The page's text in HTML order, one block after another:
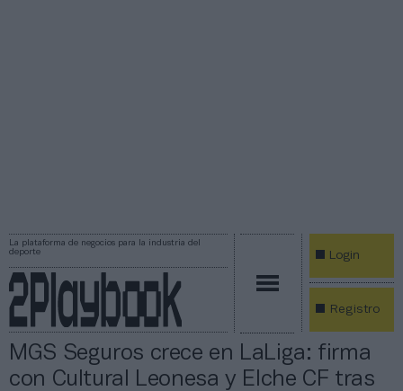
La plataforma de negocios para la industria del
deporte
Login
Registro
MGS Seguros crece en LaLiga: firma
con Cultural Leonesa y Elche CF tras